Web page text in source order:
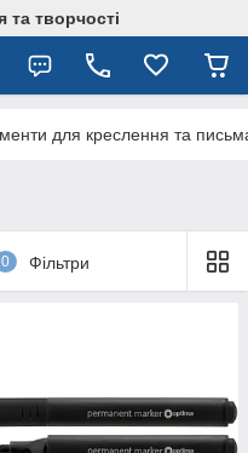
та творчостi
для креслення та
0 Фільтри